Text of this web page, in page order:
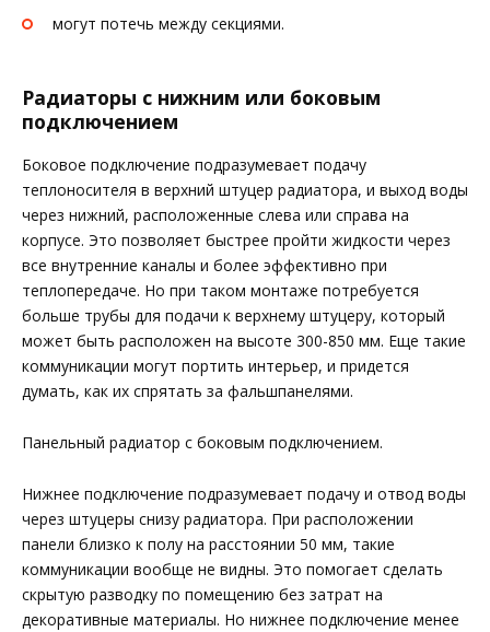
могут потечь между секциями.
Радиаторы с нижним или боковым
подключением
Боковое подключение подразумевает подачу
теплоносителя в верхний штуцер радиатора, и выход воды
через нижний, расположенные слева или справа на
корпусе. Это позволяет быстрее пройти жидкости через
все внутренние каналы и более эффективно при
теплопередаче. Но при таком монтаже потребуется
больше трубы для подачи к верхнему штуцеру, который
может быть расположен на высоте 300-850 мм. Еще такие
коммуникации могут портить интерьер, и придется
думать, как их спрятать за фальшпанелями.
Панельный радиатор с боковым подключением.
Нижнее подключение подразумевает подачу и отвод воды
через штуцеры снизу радиатора. При расположении
панели близко к полу на расстоянии 50 мм, такие
коммуникации вообще не видны. Это помогает сделать
скрытую разводку по помещению без затрат на
декоративные материалы. Но нижнее подключение менее